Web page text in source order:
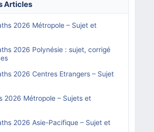
Articles
2026 Métropole – Sujet et
2026 Polynésie : sujet, corrigé
2026 Centres Etrangers – Sujet
2026 Métropole – Sujets et
2026 Asie-Pacifique – Sujet et